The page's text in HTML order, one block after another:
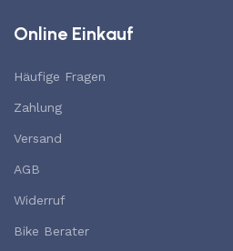
Online Einkauf
Häufige Fragen
Zahlung
Versand
AGB
Widerruf
Bike Berater